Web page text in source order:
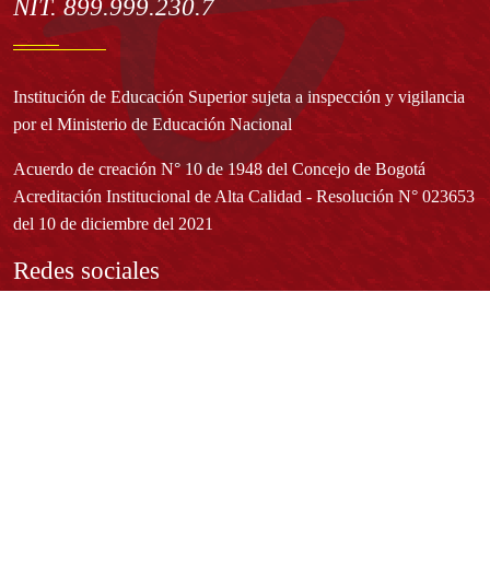
NIT. 899.999.230.7
Institución de Educación Superior sujeta a inspección y vigilancia
por el Ministerio de Educación Nacional
Acuerdo de creación N° 10 de 1948 del Concejo de Bogotá
Acreditación Institucional de Alta Calidad - Resolución N° 023653
del 10 de diciembre del 2021
Redes sociales